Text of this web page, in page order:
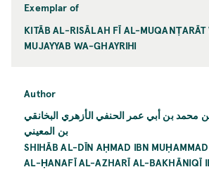
Exemplar of
KITĀB AL-RISĀLAH FĪ AL-
MUJAYYAB WA-GHAYRIHI
Author
محمد بن أبي عمر الحنفي الأزهري البخانقي
بن المعيني
SHIHĀB AL-DĪN AḤMAD IBN
AL-ḤANAFĪ AL-AZHARĪ AL-BAKHĀNIQĪ